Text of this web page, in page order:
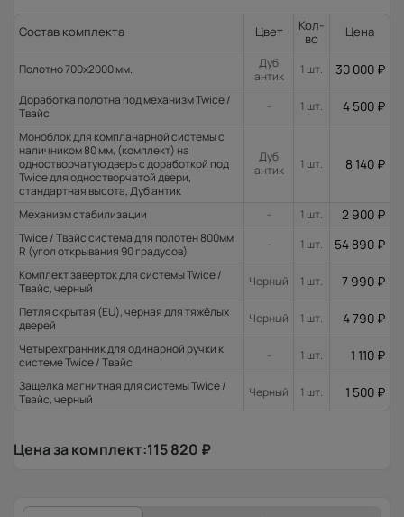
Состав комплекта Цвет
Кол-
во
Цена
Полотно 700x2000 мм.
Дуб
антик
1 шт. 30 000 ₽
Доработка полотна под механизм Twice /
Твайс
- 1 шт. 4 500 ₽
Моноблок для компланарной системы с
наличником 80 мм, (комплект) на
одностворчатую дверь с доработкой под
Twice для одностворчатой двери,
стандартная высота, Дуб антик
Дуб
антик
1 шт. 8 140 ₽
Механизм стабилизации - 1 шт. 2 900 ₽
Twice / Твайс система для полотен 800мм
R (угол открывания 90 градусов)
- 1 шт. 54 890 ₽
Комплект заверток для системы Twice /
Твайс, черный
Черный 1 шт. 7 990 ₽
Петля скрытая (EU), черная для тяжёлых
дверей
Черный 1 шт. 4 790 ₽
Четырехгранник для одинарной ручки к
системе Twice / Твайс
- 1 шт. 1 110 ₽
Защелка магнитная для системы Twice /
Твайс, черный
Черный 1 шт. 1 500 ₽
Цена за комплект:115 820 ₽